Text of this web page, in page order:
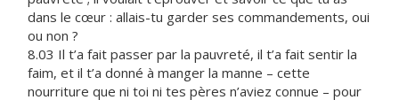
dans le cœur : allais-tu garder ses commandements, oui
ou non ?
8.03 Il t’a fait passer par la pauvreté, il t’a fait sentir la
faim, et il t’a donné à manger la manne – cette
nourriture que ni toi ni tes pères n’aviez connue – pour